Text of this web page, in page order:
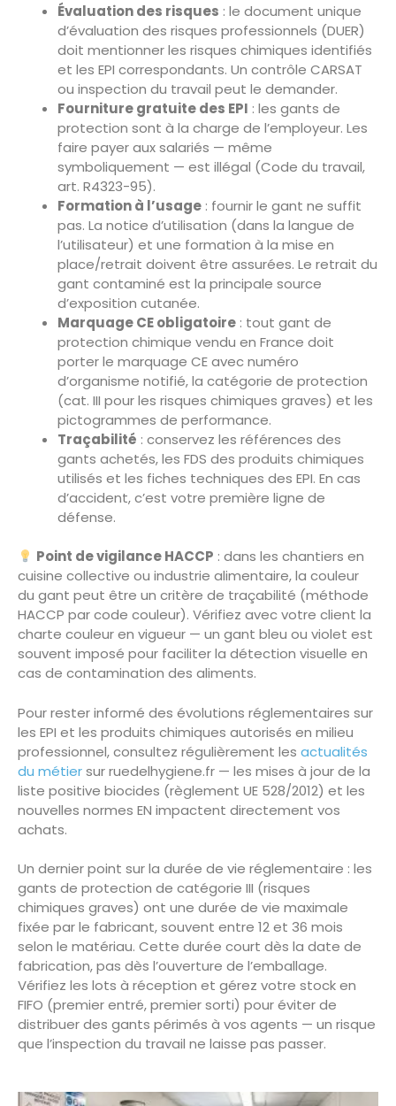
Évaluation des risques : le document unique
d’évaluation des risques professionnels (DUER)
doit mentionner les risques chimiques identifiés
et les EPI correspondants. Un contrôle CARSAT
ou inspection du travail peut le demander.
Fourniture gratuite des EPI : les gants de
protection sont à la charge de l’employeur. Les
faire payer aux salariés — même
symboliquement — est illégal (Code du travail,
art. R4323-95).
Formation à l’usage : fournir le gant ne suffit
pas. La notice d’utilisation (dans la langue de
l’utilisateur) et une formation à la mise en
place/retrait doivent être assurées. Le retrait du
gant contaminé est la principale source
d’exposition cutanée.
Marquage CE obligatoire : tout gant de
protection chimique vendu en France doit
porter le marquage CE avec numéro
d’organisme notifié, la catégorie de protection
(cat. III pour les risques chimiques graves) et les
pictogrammes de performance.
Traçabilité : conservez les références des
gants achetés, les FDS des produits chimiques
utilisés et les fiches techniques des EPI. En cas
d’accident, c’est votre première ligne de
défense.
Point de vigilance HACCP : dans les chantiers en
cuisine collective ou industrie alimentaire, la couleur
du gant peut être un critère de traçabilité (méthode
HACCP par code couleur). Vérifiez avec votre client la
charte couleur en vigueur — un gant bleu ou violet est
souvent imposé pour faciliter la détection visuelle en
cas de contamination des aliments.
Pour rester informé des évolutions réglementaires sur
les EPI et les produits chimiques autorisés en milieu
professionnel, consultez régulièrement les actualités
du métiersur ruedelhygiene.fr — les mises à jour de la
liste positive biocides (règlement UE 528/2012) et les
nouvelles normes EN impactent directement vos
achats.
Un dernier point sur la durée de vie réglementaire : les
gants de protection de catégorie III (risques
chimiques graves) ont une durée de vie maximale
fixée par le fabricant, souvent entre 12 et 36 mois
selon le matériau. Cette durée court dès la date de
fabrication, pas dès l’ouverture de l’emballage.
Vérifiez les lots à réception et gérez votre stock en
FIFO (premier entré, premier sorti) pour éviter de
distribuer des gants périmés à vos agents — un risque
que l’inspection du travail ne laisse pas passer.